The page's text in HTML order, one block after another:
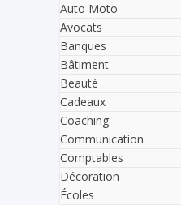
Auto Moto
Avocats
Banques
Bâtiment
Beauté
Cadeaux
Coaching
Communication
Comptables
Décoration
Écoles